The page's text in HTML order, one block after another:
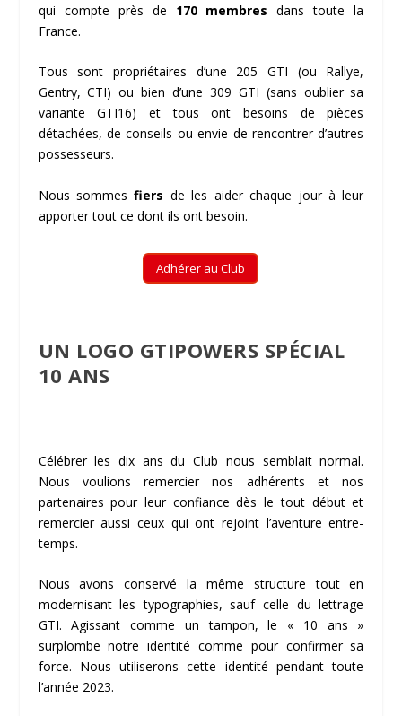
qui compte près de 170 membres dans toute la
France.
Tous sont propriétaires d’une 205 GTI (ou Rallye,
Gentry, CTI) ou bien d’une 309 GTI (sans oublier sa
variante GTI16) et tous ont besoins de pièces
détachées, de conseils ou envie de rencontrer d’autres
possesseurs.
Nous sommesfiers de les aider chaque jour à leur
apporter tout ce dont ils ont besoin.
Adhérer au Club
UN LOGO GTIPOWERS SPÉCIAL
10 ANS
Célébrer les dix ans du Club nous semblait normal.
Nous voulions remercier nos adhérents et nos
partenaires pour leur confiance dès le tout début et
remercier aussi ceux qui ont rejoint l’aventure entre-
temps.
Nous avons conservé la même structure tout en
modernisant les typographies, sauf celle du lettrage
GTI. Agissant comme un tampon, le « 10 ans »
surplombe notre identité comme pour confirmer sa
force. Nous utiliserons cette identité pendant toute
l’année 2023.